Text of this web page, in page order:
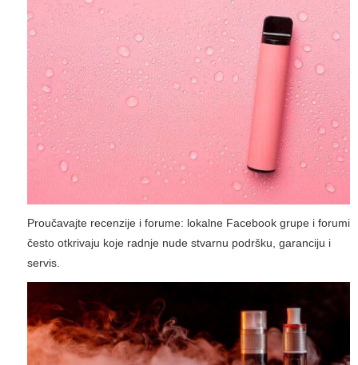
Proučavajte recenzije i forume: lokalne Facebook grupe i forumi
često otkrivaju koje radnje nude stvarnu podršku, garanciju i
servis.